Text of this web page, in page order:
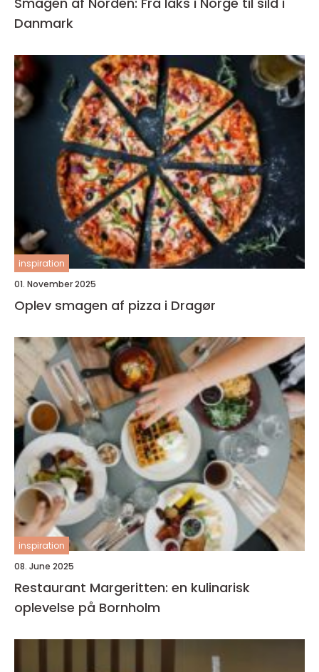
Danmark
inspiration
01. November 2025
Oplev smagen af pizza i Dragør
inspiration
08. June 2025
Restaurant Margeritten: en kulinarisk
oplevelse på Bornholm